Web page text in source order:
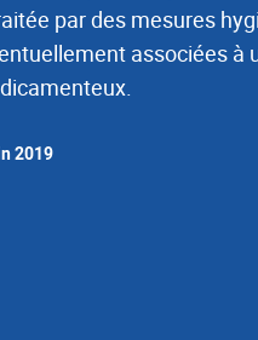
par des mesures
associées à
2019